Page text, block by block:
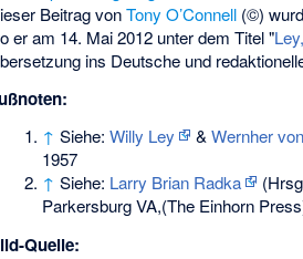
Beitrag vonTony O’Connell (©)
er am 14. Mai 2012 unter dem Titel "
ins Deutsche und
↑ Siehe: Willy Ley &Wernher
1957
↑ Siehe: Larry Brian Radka
Parkersburg VA,(The Einhorn
Quelle: